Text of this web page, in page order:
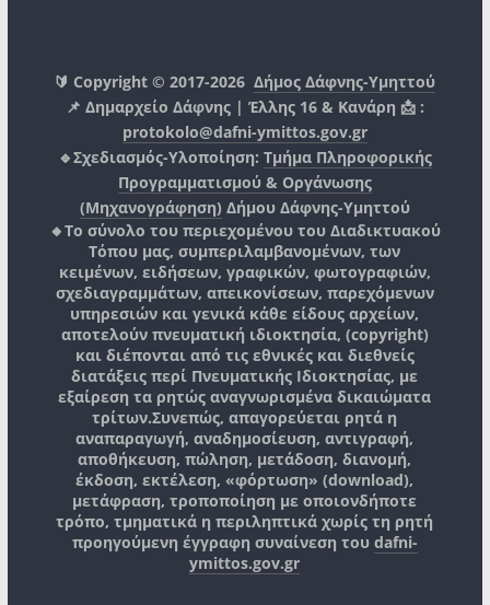
🔰 Copyright © 2017-2026Δήμος Δάφνης-Υμηττού
📌 Δημαρχείο Δάφνης | Έλλης 16 & Κανάρη 📩 :
protokolo@dafni-ymittos.gov.gr
🔹Σχεδιασμός-Υλοποίηση: Τμήμα Πληροφορικής
Προγραμματισμού & Οργάνωσης
(Μηχανογράφηση) Δήμου Δάφνης-Υμηττού
🔸Το σύνολο του περιεχομένου του Διαδικτυακού
Τόπου μας, συμπεριλαμβανομένων, των
κειμένων, ειδήσεων, γραφικών, φωτογραφιών,
σχεδιαγραμμάτων, απεικονίσεων, παρεχόμενων
υπηρεσιών και γενικά κάθε είδους αρχείων,
αποτελούν πνευματική ιδιοκτησία, (copyright)
και διέπονται από τις εθνικές και διεθνείς
διατάξεις περί Πνευματικής Ιδιοκτησίας, με
εξαίρεση τα ρητώς αναγνωρισμένα δικαιώματα
τρίτων.Συνεπώς, απαγορεύεται ρητά η
αναπαραγωγή, αναδημοσίευση, αντιγραφή,
αποθήκευση, πώληση, μετάδοση, διανομή,
έκδοση, εκτέλεση, «φόρτωση» (download),
μετάφραση, τροποποίηση με οποιονδήποτε
τρόπο, τμηματικά η περιληπτικά χωρίς τη ρητή
προηγούμενη έγγραφη συναίνεση του dafni-
ymittos.gov.gr